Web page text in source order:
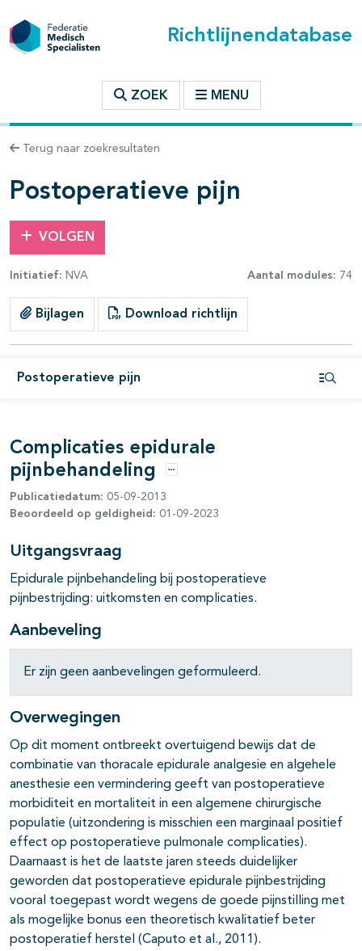
Richtlijnendatabase
ZOEK MENU
Terug naar zoekresultaten
Postoperatieve pijn
VOLGEN
Initiatief: NVA Aantal modules: 74
Bijlagen Download richtlijn
Postoperatieve pijn
binnen deze richtlijn
open- en dichtklappen
open- en dichtklappen
open- en dichtklappen
open- en dichtklappen
open- en dichtklappen
open- en dichtklappen
open- en dichtklappen
Complicaties epidurale
pijnbehandeling
Opties
Publicatiedatum: 05-09-2013
Beoordeeld op geldigheid: 01-09-2023
Uitgangsvraag
Epidurale pijnbehandeling bij postoperatieve
pijnbestrijding: uitkomsten en complicaties.
Aanbeveling
Er zijn geen aanbevelingen geformuleerd.
Overwegingen
Op dit moment ontbreekt overtuigend bewijs dat de
combinatie van thoracale epidurale analgesie en algehele
anesthesie een vermindering geeft van postoperatieve
morbiditeit en mortaliteit in een algemene chirurgische
populatie (uitzondering is misschien een marginaal positief
effect op postoperatieve pulmonale complicaties).
Daarnaast is het de laatste jaren steeds duidelijker
geworden dat postoperatieve epidurale pijnbestrijding
vooral toegepast wordt wegens de goede pijnstilling met
als mogelijke bonus een theoretisch kwalitatief beter
postoperatief herstel (Caputo et al., 2011).